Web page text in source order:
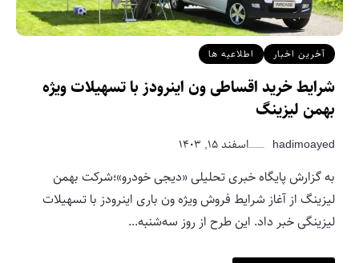
آخرین اخبار اطلاعیه ها
شرایط خرید اقساطی ون اینرودز با تسهیلات ویژه
بهمن لیزینگ
hadimoayed
اسفند ۱۵, ۱۴۰۳
به گزارش پایگاه خبری تحلیلی «دیجی خودرو»؛شرکت بهمن
لیزینگ از آغاز شرایط فروش ویژه ون باری اینرودز با تسهیلات
لیزینگی خبر داد. این طرح از روز سه‌شنبه...